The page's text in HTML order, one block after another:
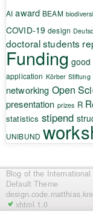
AI award BEAM
COVID-19 design
doctoral students
Funding good
application Körber Stiftung
networking Open
presentation prizes R
statistics stipend
UNIBUND
Blog of the
Default Theme
design.code.
xhtml 1.0